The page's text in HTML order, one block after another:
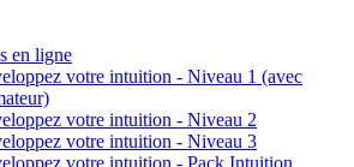
en ligne
votre intuition - Niveau 1 (avec
votre intuition - Niveau 2
votre intuition - Niveau 3
votre intuition - Pack Intuition